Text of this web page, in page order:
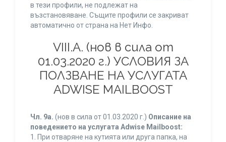
в тези профили, не подлежат на
възстановяване. Същите профили се закриват
автоматично от страна на Нет Инфо.
VIII.A. (нов в сила от
01.03.2020 г.) УСЛОВИЯ ЗА
ПОЛЗВАНЕ НА УСЛУГАТА
ADWISE MAILBOOST
Чл. 9а. (нов в сила от 01.03.2020 г.) Описание на
поведението на услугата Adwise Mailboost:
1. При отваряне на кутията или друга папка, на